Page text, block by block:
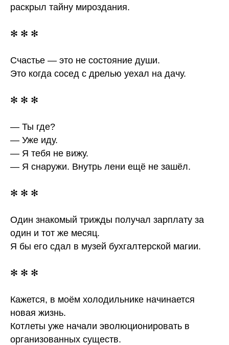
раскрыл тайну мироздания.
✻ ✻ ✻
Счастье — это не состояние души.
Это когда сосед с дрелью уехал на дачу.
✻ ✻ ✻
— Ты где?
— Уже иду.
— Я тебя не вижу.
— Я снаружи. Внутрь лени ещё не зашёл.
✻ ✻ ✻
Один знакомый трижды получал зарплату за
один и тот же месяц.
Я бы его сдал в музей бухгалтерской магии.
✻ ✻ ✻
Кажется, в моём холодильнике начинается
новая жизнь.
Котлеты уже начали эволюционировать в
организованных существ.